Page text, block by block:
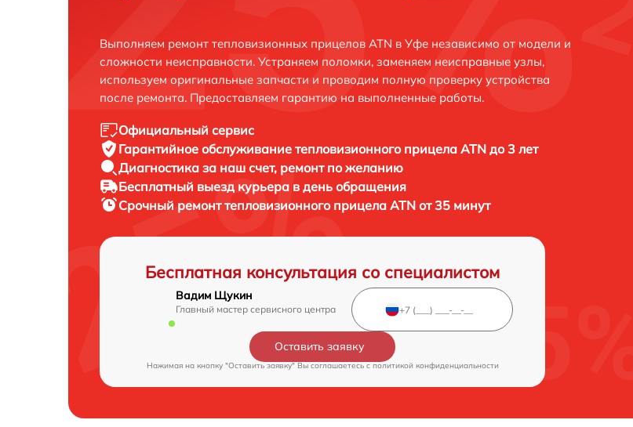
Выполняем ремонт тепловизионных прицелов ATN в Уфе независимо от модели и
сложности неисправности. Устраняем поломки, заменяем неисправные узлы,
используем оригинальные запчасти и проводим полную проверку устройства
после ремонта. Предоставляем гарантию на выполненные работы.
Официальный сервис
Гарантийное обслуживание тепловизионного прицела ATN до 3 лет
Диагностика за наш счет, ремонт по желанию
Бесплатный выезд курьера в день обращения
Срочный ремонттепловизионного прицела ATN от 35 минут
Бесплатная консультация со специалистом
Вадим Щукин
Главный мастер сервисного центра
Оставить заявку
Нажимая на кнопку "Оставить заявку" Вы соглашаетесь cполитикой конфиденциальности